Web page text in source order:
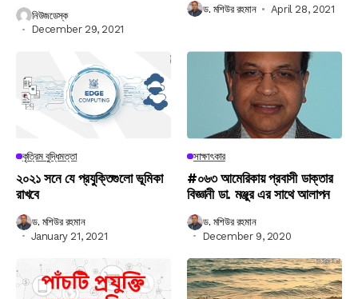
নিউজডেস্ক
December 29, 2021
ড. মশিউর রহমান April 28, 2021
কৃত্রিম বুদ্ধিমত্তা
২০২১ সনে যে প্রযুক্তিগুলো ভূমিকা
রাখবে
ড. মশিউর রহমান
January 21, 2021
সাক্ষাৎকার
#০৬৩ আমেরিকায় প্রবাসী ডাক্তার
বিজ্ঞানী ডা. মঞ্জুর এর সাথে আলাপন
ড. মশিউর রহমান
December 9, 2020